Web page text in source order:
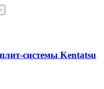
системы Kentatsu